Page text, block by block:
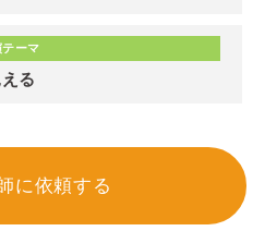
ーマ
る
に依頼する